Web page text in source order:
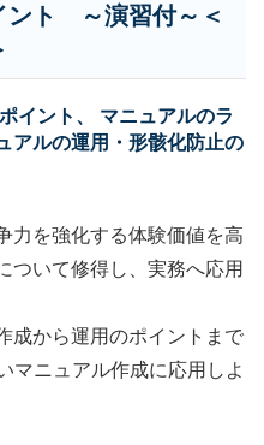
ント ～演習付～＜
イント、 マニュアルのラ
アルの運用・形骸化防止の
力を強化する体験価値を高
ついて修得し、実務へ応用
成から運用のポイントまで
マニュアル作成に応用しよ